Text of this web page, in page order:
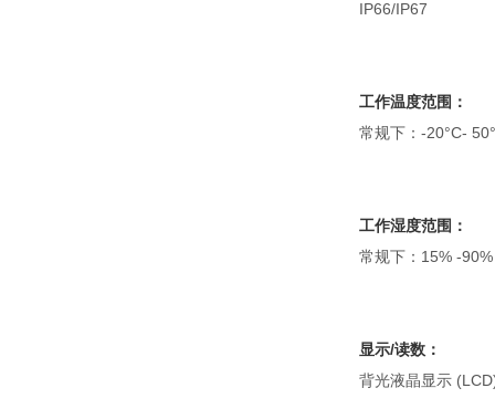
IP66/IP67
工作温度范围：
常规下：-20°C-
工作湿度范围：
常规下：15% -
显示/读数：
背光液晶显示